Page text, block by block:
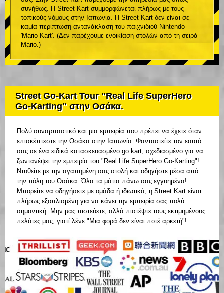
συνήθως. Η Street Kart συμμορφώνεται πλήρως με τους
τοπικούς νόμους στην Ιαπωνία. Η Street Kart δεν είναι σε
καμία περίπτωση αντανάκλαση του παιχνιδιού Nintendo
'Mario Kart'. (Δεν παρέχουμε ενοικίαση στολών από τη σειρά
Mario.)
Street Go-Kart Tour "Real Life SuperHero
Go-Karting" στην Οσάκα.
Πολύ συναρπαστικό και μια εμπειρία που πρέπει να έχετε όταν
επισκέπτεστε την Οσάκα στην Ιαπωνία. Φανταστείτε τον εαυτό
σας σε ένα ειδικά κατασκευασμένο go kart, σχεδιασμένο για να
ζωντανέψει την εμπειρία του "Real Life SuperHero Go-Karting"!
Ντυθείτε με την αγαπημένη σας στολή και οδηγήστε μέσα από
την πόλη του Οσάκα. Όλα τα μάτια πάνω σας εγγυημένα!
Μπορείτε να οδηγήσετε με ομάδα ή ιδιωτικά, η Street Kart είναι
πλήρως εξοπλισμένη για να κάνει την εμπειρία σας πολύ
σημαντική. Μην μας πιστεύετε, αλλά πιστέψτε τους εκτιμημένους
πελάτες μας, γιατί λένε "Μια φορά δεν είναι ποτέ αρκετή"!